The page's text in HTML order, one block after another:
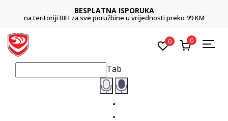
BESPLATNA ISPORUKA
na teritoriji BIH za sve poružbine u vrijednosti preko 99 KM
0 0
Tab